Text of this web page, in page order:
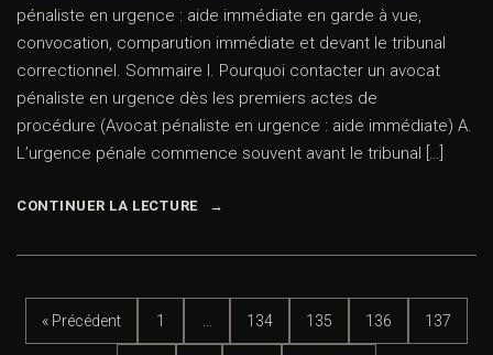
pénaliste en urgence : aide immédiate en garde à vue,
convocation, comparution immédiate et devant le tribunal
correctionnel. Sommaire I. Pourquoi contacter un avocat
pénaliste en urgence dès les premiers actes de
procédure (Avocat pénaliste en urgence : aide immédiate) A.
L’urgence pénale commence souvent avant le tribunal […]
CONTINUER LA LECTURE
« Précédent 1 134 135 136 137